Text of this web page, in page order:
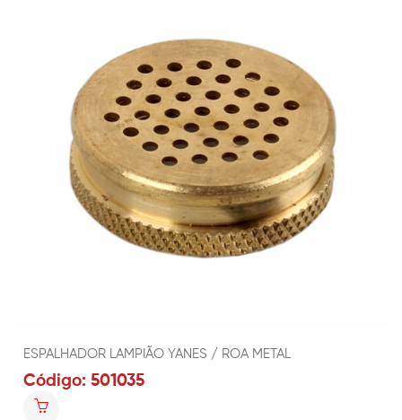
ESPALHADOR LAMPIÃO YANES / ROA METAL
Código: 501035